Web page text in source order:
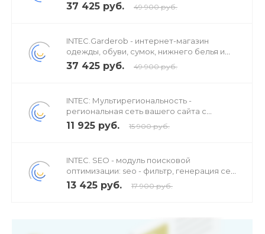
37 425 руб. 49 900 руб.
INTEC.Garderob - интернет-магазин
одежды, обуви, сумок, нижнего белья и
аксессуаров
37 425 руб. 49 900 руб.
INTEC: Мультирегиональность -
региональная сеть вашего сайта с
продвижением в поисковиках
11 925 руб. 15 900 руб.
INTEC. SEO - модуль поисковой
оптимизации: seo - фильтр, генерация сео
- текстов, H1, мета-тегов
13 425 руб. 17 900 руб.